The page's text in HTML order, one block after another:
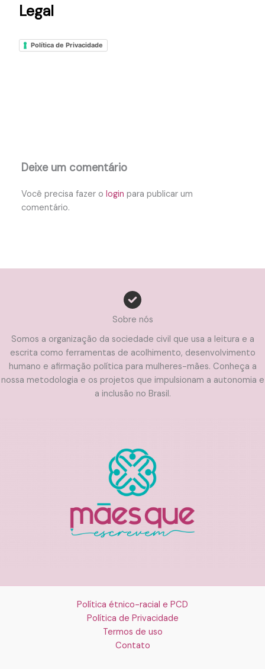
Legal
Política de Privacidade
Deixe um comentário
Você precisa fazer ologin para publicar um
comentário.
Sobre nós
Somos a organização da sociedade civil que usa a leitura e a
escrita como ferramentas de acolhimento, desenvolvimento
humano e afirmação política para mulheres-mães. Conheça a
nossa metodologia e os projetos que impulsionam a autonomia e
a inclusão no Brasil.
Política étnico-racial e PCD
Política de Privacidade
Termos de uso
Contato